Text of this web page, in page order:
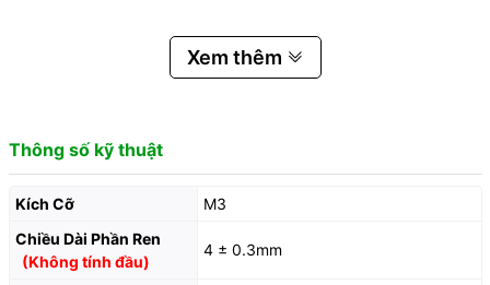
Xem thêm
Thông số kỹ thuật
Kích Cỡ
M3
Chiều Dài Phần Ren
(Không tính đầu)
4 ± 0.3mm